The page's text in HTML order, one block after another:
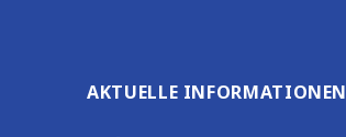
AKTUELLE INFORMATIONEN